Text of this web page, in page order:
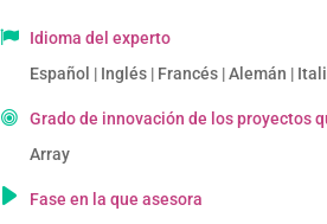
Idioma del experto
Español | Inglés | Francés | Alemán |
Grado de innovación de los proyectos
Array
Fase en la que asesora